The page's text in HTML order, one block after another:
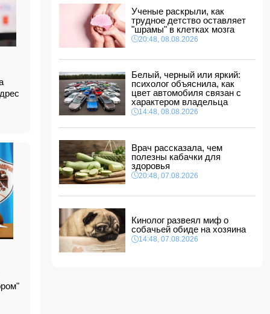
Найдено тело утонувшего в море 16-летнего
юноши
14:14, 08.08.2026
ФИФА выступила с заявлением на фоне
ВС РФ взяли под контроль Ивановку в
Харьковской области
14:04, 08.08.2026
14:00, 08.08.2026
Никол Пашинян позвонил Ильхаму Алиеву
12:48, 08.08.2026
СМИ: США ищут на Кубе фигуру для
повторения "венесуэльского сценария"
Ученые раскрыли, как
трудное детство оставляет
"шрамы" в клетках мозга
20:48, 08.08.2026
Белый, черный или яркий:
психолог объяснила, как
цвет автомобиля связан с
характером владельца
14:48, 08.08.2026
Врач рассказала, чем
полезны кабачки для
здоровья
20:48, 07.08.2026
Кинолог развеял миф о
собачьей обиде на хозяина
14:48, 07.08.2026